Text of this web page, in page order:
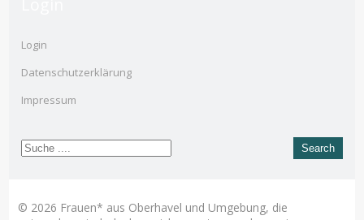
Login
Datenschutzerklärung
Impressum
© 2026 Frauen* aus Oberhavel und Umgebung, die